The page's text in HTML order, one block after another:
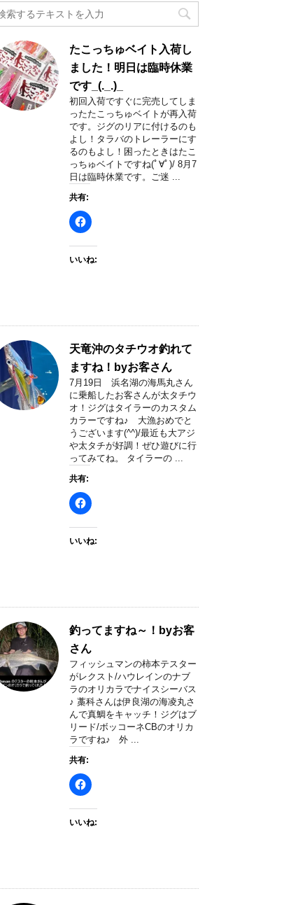
たこっちゅベイト入荷し
ました！明日は臨時休業
です_(._.)_
初回入荷ですぐに完売してしま
ったたこっちゅベイトが再入荷
です。ジグのリアに付けるのも
よし！タラバのトレーラーにす
るのもよし！困ったときはたこ
っちゅベイトですね(ﾟ∀ﾟ)/ 8月7
日は臨時休業です。ご迷 ...
共有:
いいね:
天竜沖のタチウオ釣れて
ますね！byお客さん
7月19日 浜名湖の海馬丸さん
に乗船したお客さんが太タチウ
オ！ジグはタイラーのカスタム
カラーですね♪ 大漁おめでと
うございます(^^)/最近も大アジ
や太タチが好調！ぜひ遊びに行
ってみてね。 タイラーの ...
共有:
いいね:
釣ってますね～！byお客
さん
フィッシュマンの柿本テスター
がレクスト/ハウレインのナブ
ラのオリカラでナイスシーバス
♪ 藁科さんは伊良湖の海凌丸さ
んで真鯛をキャッチ！ジグはブ
リード/ボッコーネCBのオリカ
ラですね♪ 外 ...
共有:
いいね: